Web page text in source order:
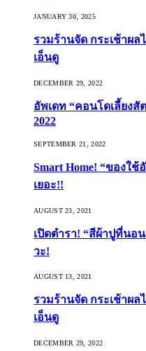
JANUARY 30, 2025
รวมร้านจัด กระเช้าผล
เอ็นดู
DECEMBER 29, 2022
อัพเดท “คอนโดเลี้ยงสั
2022
SEPTEMBER 21, 2022
Smart Home! “ของใ
เยอะ!!
AUGUST 23, 2021
เปิดตำรา! “สีผ้าปูที่นอ
วะ!
AUGUST 13, 2021
รวมร้านจัด กระเช้าผล
เอ็นดู
DECEMBER 29, 2022